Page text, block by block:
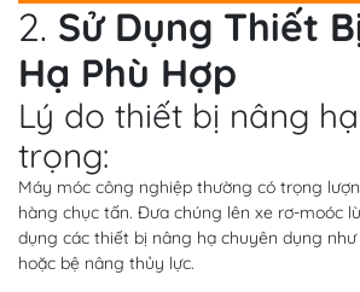
2. Sử Dụng Thiết
Hạ Phù Hợp
Lý do thiết bị nâng
trọng:
Máy móc công nghiệp thường có trọng
hàng chục tấn. Đưa chúng lên xe rơ-moóc
dụng các thiết bị nâng hạ chuyên dụng như
hoặc bệ nâng thủy lực.